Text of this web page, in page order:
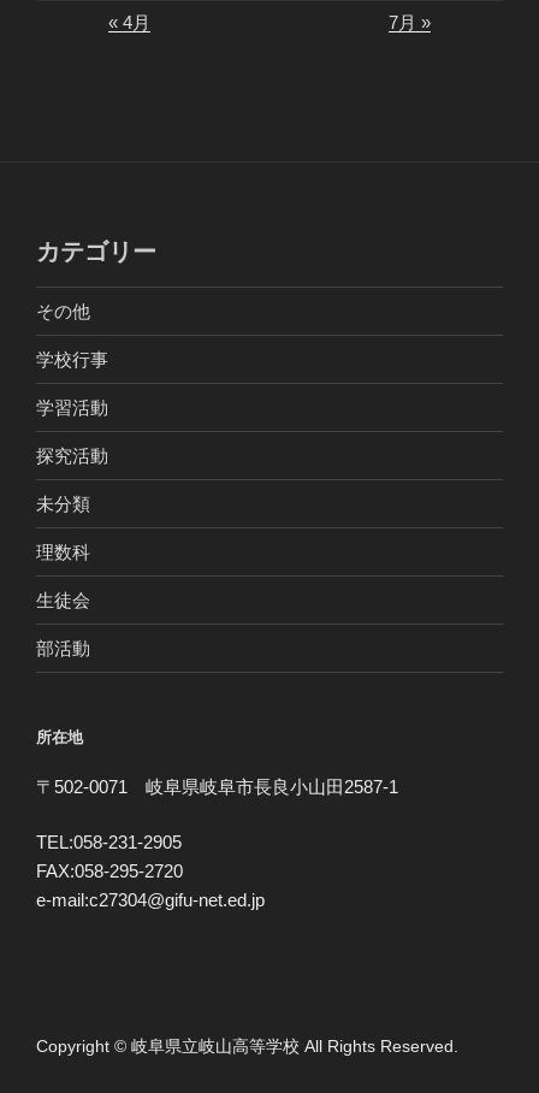
« 4月 7月 »
カテゴリー
その他
学校行事
学習活動
探究活動
未分類
理数科
生徒会
部活動
所在地
〒502-0071 岐阜県岐阜市長良小山田2587-1
TEL:058-231-2905
FAX:058-295-2720
e-mail:c27304@gifu-net.ed.jp
Copyright © 岐阜県立岐山高等学校 All Rights Reserved.